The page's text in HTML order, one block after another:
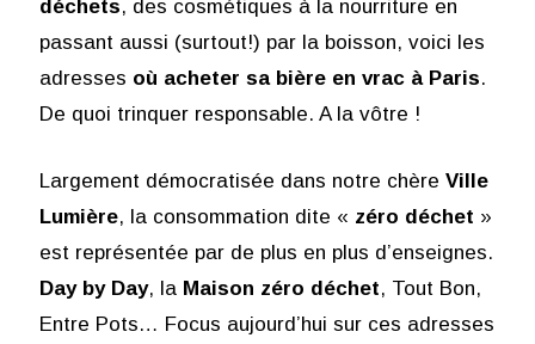
déchets, des cosmétiques à la nourriture en
passant aussi (surtout!) par la boisson, voici les
adresses où acheter sa bière en vrac à Paris.
De quoi trinquer responsable. A la vôtre !
Largement démocratisée dans notre chère Ville
Lumière, la consommation dite « zéro déchet »
est représentée par de plus en plus d’enseignes.
Day by Day, la Maison zéro déchet, Tout Bon,
Entre Pots… Focus aujourd’hui sur ces adresses